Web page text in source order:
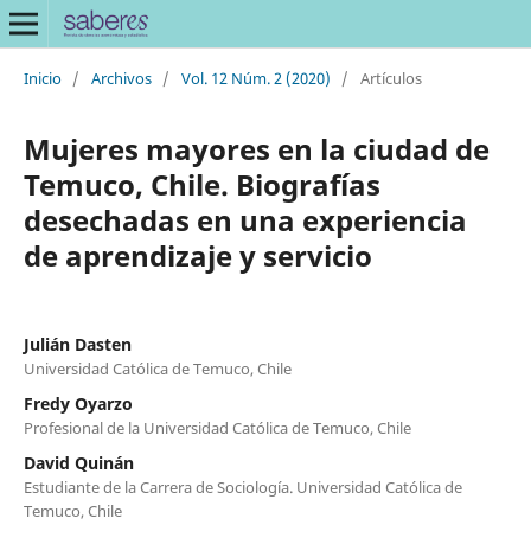
Inicio / Archivos / Vol. 12 Núm. 2 (2020) / Artículos
Mujeres mayores en la ciudad de
Temuco, Chile. Biografías
desechadas en una experiencia
de aprendizaje y servicio
Julián Dasten
Universidad Católica de Temuco, Chile
Fredy Oyarzo
Profesional de la Universidad Católica de Temuco, Chile
David Quinán
Estudiante de la Carrera de Sociología. Universidad Católica de
Temuco, Chile